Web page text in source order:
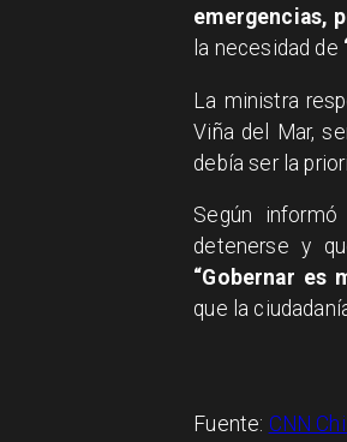
emergencias,
la necesidad de
La ministra
Viña del Mar,
debía ser la
Según informó
detenerse y
“Gobernar es
que la
Fuente: CNN